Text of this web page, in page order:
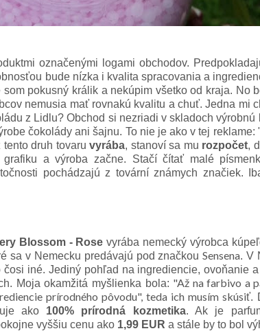
označenými logami obchodov.
bude nízka i kvalita spracovania a
pokusný králik a nekúpim všetko od kraja. No
nemusia mať rovnakú kvalitu a chuť. Jedna mi
z Lidlu? Obchod si nezriadi v skladoch
čokolády ani šajnu. To nie je ako v tej
tento druh tovaruvyrába, stanoví sa mu rozpočet,
grafiku a výroba začne. Stačí čítať malé
pochádzajú z tovární známych značiek.
Blossom - Rosevyrába nemecký výrobca
sa v Nemecku predávajú pod značkouSensena. V
čosi iné. Jediný pohľad na ingrediencie, ovoňanie
Moja okamžitá myšlienka bola: "Až na farbivo a
prírodného pôvodu", teda ich musím skúsiť.
ako 100% prírodná kozmetika. Ak je
vyššiu cenu ako 1,99 EUR a stále by to bol